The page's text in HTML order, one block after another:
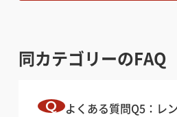
同カテゴリーのFAQ
よくある質問Q5：レ